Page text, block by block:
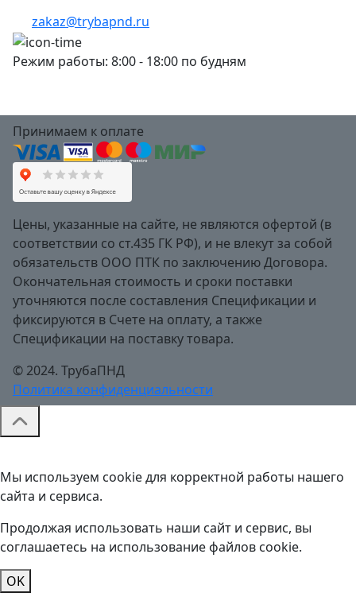
zakaz@trybapnd.ru
Режим работы: 8:00 - 18:00 по будням
Принимаем к оплате
Цены, указанные на сайте, не являются офертой (в
соответствии со ст.435 ГК РФ), и не влекут за собой
обязательств ООО ПТК по заключению Договора.
Окончательная стоимость и сроки поставки
уточняются после составления Спецификации и
фиксируются в Счете на оплату, а также
Спецификации на поставку товара.
© 2024. ТрубаПНД
Политика конфиденциальности
Мы используем cookie для корректной работы нашего
сайта и сервиса.
Продолжая использовать наши сайт и сервис, вы
соглашаетесь на использование файлов cookie.
OK